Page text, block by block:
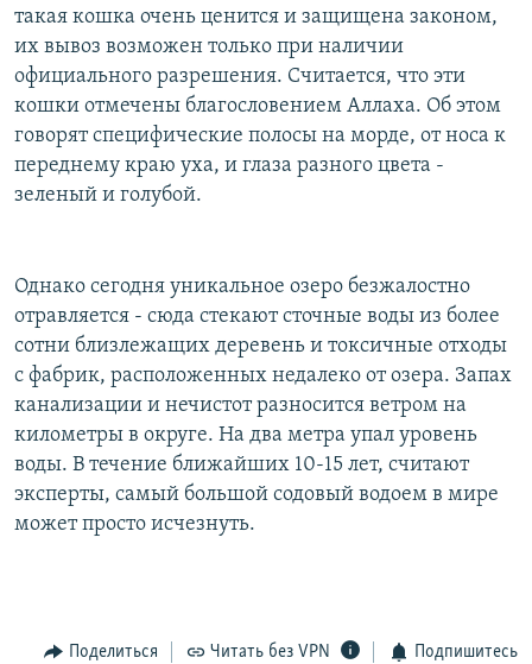
такая кошка очень ценится и защищена законом,
их вывоз возможен только при наличии
официального разрешения. Считается, что эти
кошки отмечены благословением Аллаха. Об этом
говорят специфические полосы на морде, от носа к
переднему краю уха, и глаза разного цвета -
зеленый и голубой.
Однако сегодня уникальное озеро безжалостно
отравляется - сюда стекают сточные воды из более
сотни близлежащих деревень и токсичные отходы
с фабрик, расположенных недалеко от озера. Запах
канализации и нечистот разносится ветром на
километры в округе. На два метра упал уровень
воды. В течение ближайших 10-15 лет, считают
эксперты, самый большой содовый водоем в мире
может просто исчезнуть.
Поделиться Читать без VPN Подпишитесь